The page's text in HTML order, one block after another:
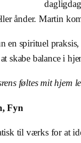
ånder. Martin
en spirituel
skabe balance i
føltes mit hjem
Fyn
til værks for at